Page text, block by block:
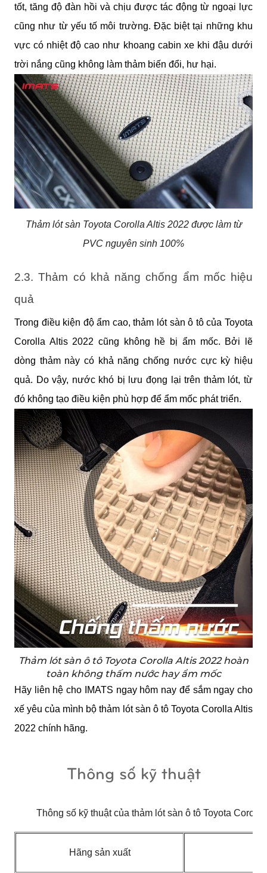
tốt, tăng độ đàn hồi và chịu được tác động từ ngoại lực
cũng như từ yếu tố môi trường. Đặc biệt tại những khu
vực có nhiệt độ cao như khoang cabin xe khi đậu dưới
trời nắng cũng không làm thảm biến đổi, hư hại.
Thảm lót sàn Toyota Corolla Altis 2022 được làm từ
PVC nguyên sinh 100%
2.3. Thảm có khả năng chống ẩm mốc hiệu
quả
Trong điều kiện độ ẩm cao, thảm lót sàn ô tô của Toyota
Corolla Altis 2022 cũng không hề bị ẩm mốc. Bởi lẽ
dòng thảm này có khả năng chống nước cực kỳ hiệu
quả. Do vậy, nước khó bị lưu đọng lại trên thảm lót, từ
đó không tạo điều kiện phù hợp để ẩm mốc phát triển.
Thảm lót sàn ô tô Toyota Corolla Altis 2022 hoàn
toàn không thấm nước hay ẩm mốc
Hãy liên hệ cho IMATS ngay hôm nay để sắm ngay cho
xế yêu của mình bộ thảm lót sàn ô tô Toyota Corolla Altis
2022 chính hãng.
Thông số kỹ thuật
Thông số kỹ thuật của thảm lót sàn ô tô Toyota
Hãng sản xuất